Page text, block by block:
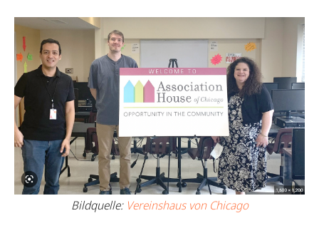
Bildquelle: Vereinshaus von Chicago